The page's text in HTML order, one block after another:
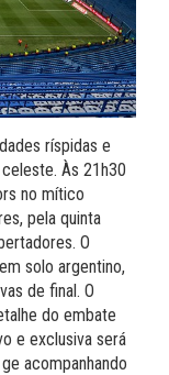
ríspidas e
Às 21h30
no mítico
pela quinta
O
solo argentino,
de final. O
do embate
e exclusiva será
acompanhando